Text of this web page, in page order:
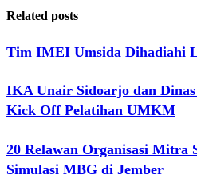
Related posts
Tim IMEI Umsida Dihadiahi
IKA Unair Sidoarjo dan
Kick Off Pelatihan UMKM
20 Relawan Organisasi Mitra
Simulasi MBG di Jember